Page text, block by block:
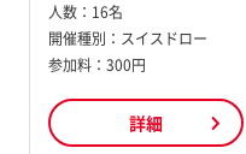
人数： 16名
開催種別： スイスドロー
参加料： 300円
詳細